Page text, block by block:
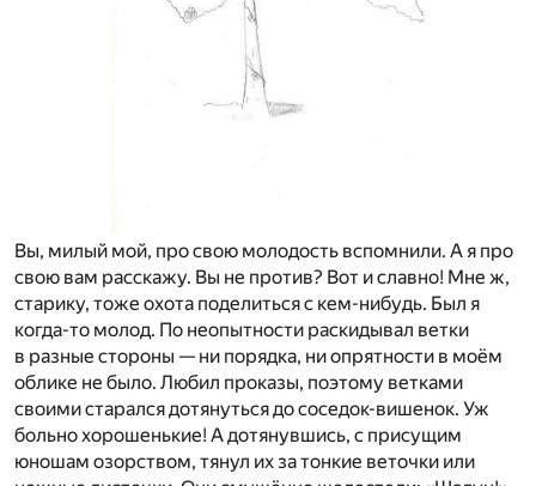
Вы, милый мой, про свою молодость вспомнили. А я про
свою вам расскажу. Вы не против? Вот и славно! Мне ж,
старику, тоже охота поделиться с кем-нибудь. Был я
когда-то молод. По неопытности раскидывал ветки
в разные стороны — ни порядка, ни опрятности в моём
облике не было. Любил проказы, поэтому ветками
своими старался дотянуться до соседок-вишенок. Уж
больно хорошенькие! А дотянувшись, с присущим
юношам озорством, тянул их за тонкие веточки или